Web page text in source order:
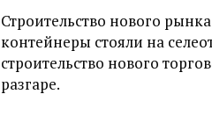
Строительство нового
контейнеры стояли на
строительство нового
разгаре.